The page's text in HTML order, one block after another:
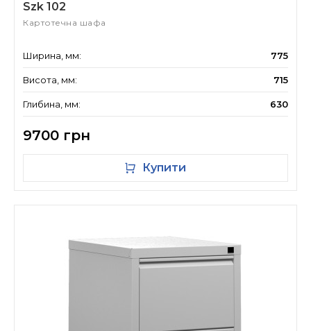
Szk 102
Картотечна шафа
Ширина, мм: 775
Висота, мм: 715
Глибина, мм: 630
9700 грн
Купити